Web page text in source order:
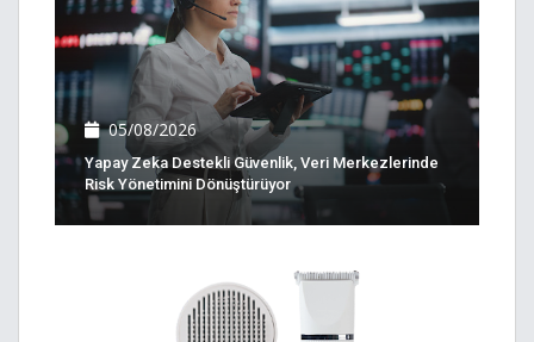
05/08/2026
Yapay Zeka Destekli Güvenlik, Veri Merkezlerinde
Risk Yönetimini Dönüştürüyor